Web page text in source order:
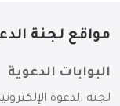
مواقع لجنة
البوابات الدعوية
لجنة الدعوة